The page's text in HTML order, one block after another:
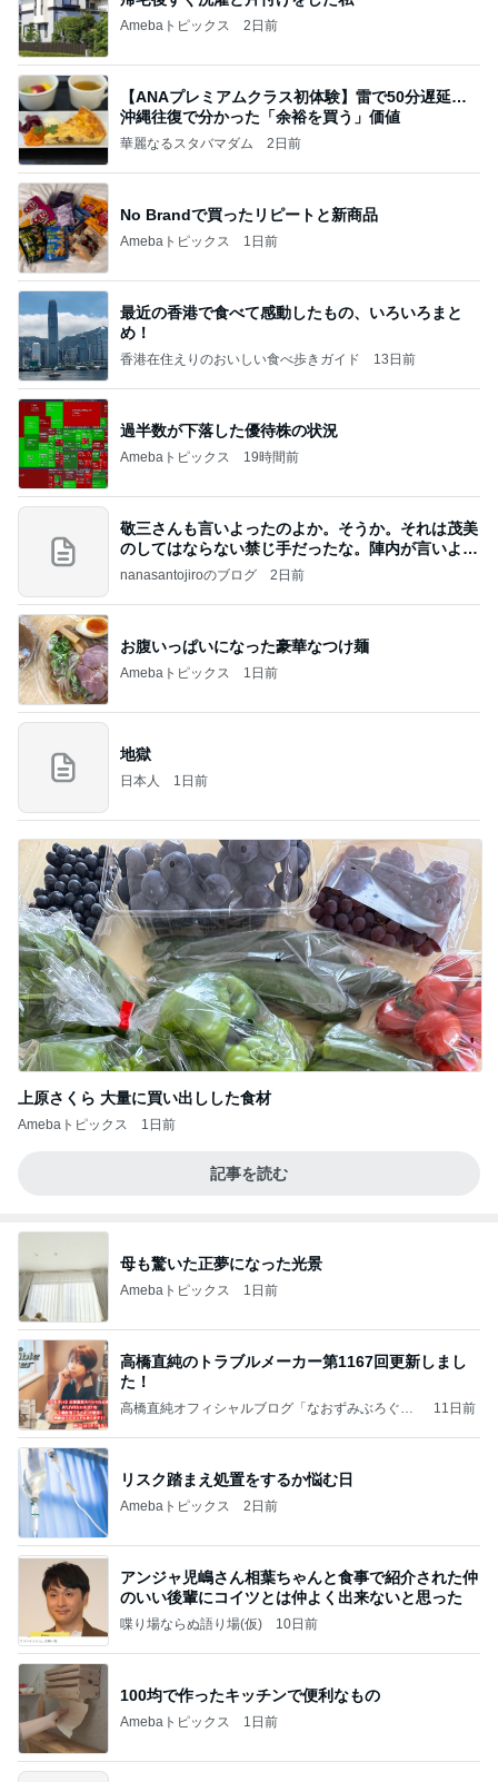
Amebaトピックス 2日前
【ANAプレミアムクラス初体験】雷で50分遅延…
沖縄往復で分かった「余裕を買う」価値
華麗なるスタバマダム 2日前
No Brandで買ったリピートと新商品
Amebaトピックス 1日前
最近の香港で食べて感動したもの、いろいろまと
め！
香港在住えりのおいしい食べ歩きガイド 13日前
過半数が下落した優待株の状況
Amebaトピックス 19時間前
敬三さんも言いよったのよか。そうか。それは茂美
のしてはならない禁じ手だったな。陣内が言いよる
のよ
nanasantojiroのブログ 2日前
お腹いっぱいになった豪華なつけ麺
Amebaトピックス 1日前
地獄
日本人 1日前
上原さくら 大量に買い出しした食材
Amebaトピックス 1日前
記事を読む
母も驚いた正夢になった光景
Amebaトピックス 1日前
高橋直純のトラブルメーカー第1167回更新しまし
た！
高橋直純オフィシャルブログ「なおずみぶろぐ」
11日前
リスク踏まえ処置をするか悩む日
Amebaトピックス 2日前
アンジャ児嶋さん相葉ちゃんと食事で紹介された仲
のいい後輩にコイツとは仲よく出来ないと思った
喋り場ならぬ語り場(仮) 10日前
100均で作ったキッチンで便利なもの
Amebaトピックス 1日前